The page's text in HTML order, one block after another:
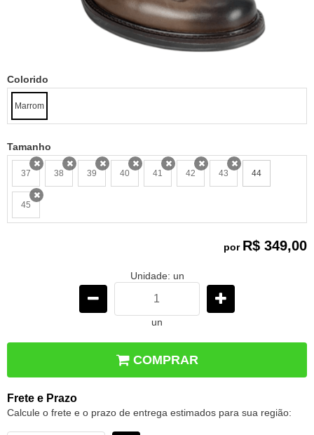
Colorido
Marrom
Tamanho
37 38x 39x 40x 41x 42x 43x 44
45x
por R$ 349,00
Unidade: un
un
COMPRAR
Frete e Prazo
Calcule o frete e o prazo de entrega estimados para sua região: